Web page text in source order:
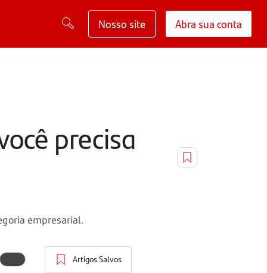
Nosso site Abra sua conta
precisa
empresarial.
Artigos Salvos